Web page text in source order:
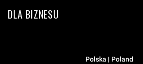
DLA BIZNESU
Polska | Poland